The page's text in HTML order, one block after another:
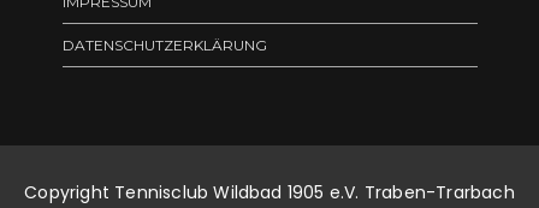
DATENSCHUTZERKLÄRUNG
Copyright Tennisclub Wildbad 1905 e.V. Traben-Trarbach